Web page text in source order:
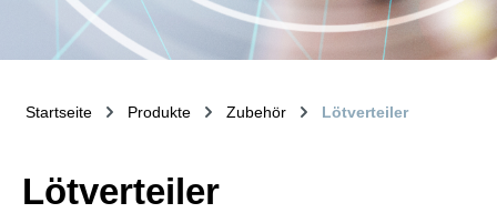
Startseite Produkte Zubehör Lötverteiler
Lötverteiler